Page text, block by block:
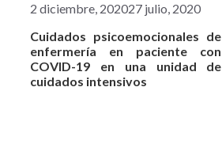
2 diciembre, 202027 julio, 2020
Cuidados psicoemocionales de
enfermería en paciente con
COVID-19 en una unidad de
cuidados intensivos